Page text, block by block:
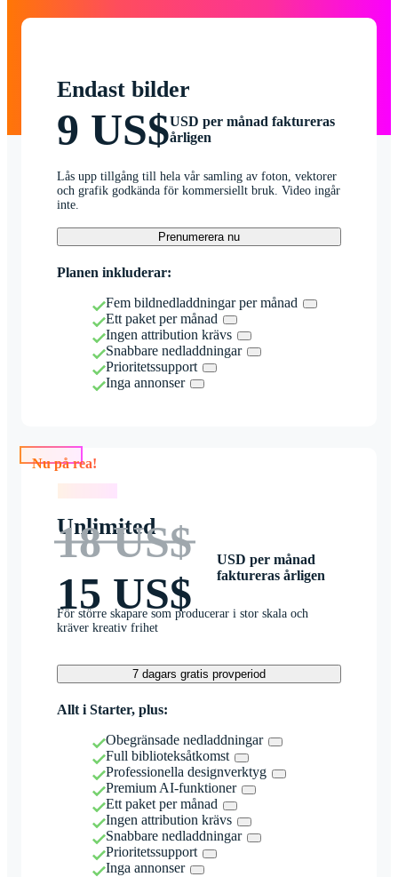
Endast bilder
9 US$USD per månad faktureras
årligen
Lås upp tillgång till hela vår samling av foton, vektorer
och grafik godkända för kommersiellt bruk. Video ingår
inte.
Prenumerera nu
Planen inkluderar:
Fem bildnedladdningar per månad
Ett paket per månad
Ingen attribution krävs
Snabbare nedladdningar
Prioritetssupport
Inga annonser
Nu på rea!
Unlimited
18 US$
15 US$
USD per månad
faktureras årligen
För större skapare som producerar i stor skala och
kräver kreativ frihet
7 dagars gratis provperiod
Allt i Starter, plus:
Obegränsade nedladdningar
Full biblioteksåtkomst
Professionella designverktyg
Premium AI-funktioner
Ett paket per månad
Ingen attribution krävs
Snabbare nedladdningar
Prioritetssupport
Inga annonser